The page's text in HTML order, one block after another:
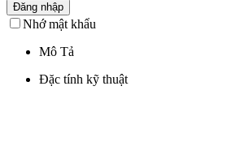
Đăng nhập
Nhớ mật khẩu
Mô Tả
Đặc tính kỹ thuật